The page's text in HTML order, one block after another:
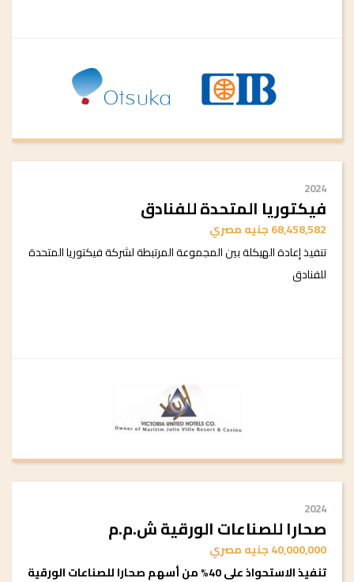
2024
فيكتوريا المتحدة للفنادق
68,458,582 جنيه مصري
تنفيذ إعادة الهيكلة بين المجموعة المرتبطة لشركة فيكتوريا المتحدة
للفنادق
2024
صحارا للصناعات الورقية ش.م.م
40,000,000 جنيه مصري
تنفيذ الاستحواذ على 40% من أسهم صحارا للصناعات الورقية